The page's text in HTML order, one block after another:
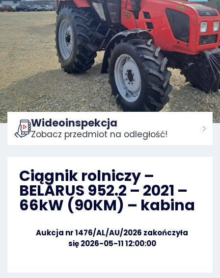
Strona główna:
Wideoinspekcja
Zobacz przedmiot na odległość!
Ciągnik rolniczy –
BELARUS 952.2 – 2021 –
66kW (90KM) – kabina
Aukcja nr 1476/AL/AU/2026 zakończyła
się 2026-05-11 12:00:00